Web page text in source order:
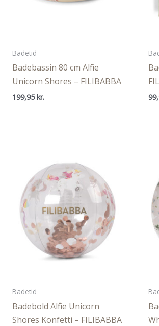
Badetid
Badebassin 80 cm Alfie
Unicorn Shores – FILIBABBA
199,95kr.
Badetid
Badebold Alfie Unicorn
Shores Konfetti – FILIBABBA